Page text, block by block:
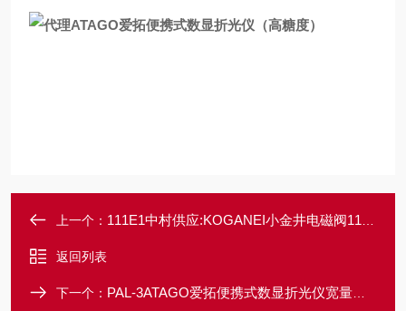
上一个： 111E1中村供应:KOGANEI小金井电磁阀110系列
返回列表
下一个： PAL-3ATAGO爱拓便携式数显折光仪宽量程高精度